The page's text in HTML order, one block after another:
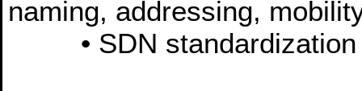
naming, addressing,
• SDN standardization